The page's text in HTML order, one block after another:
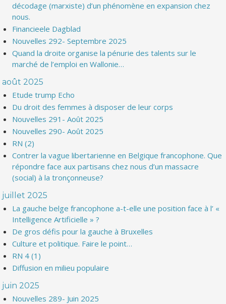
décodage (marxiste) d’un phénomène en expansion chez
nous.
Financieele Dagblad
Nouvelles 292- Septembre 2025
Quand la droite organise la pénurie des talents sur le
marché de l’emploi en Wallonie…
août 2025
Etude trump Echo
Du droit des femmes à disposer de leur corps
Nouvelles 291- Août 2025
Nouvelles 290- Août 2025
RN (2)
Contrer la vague libertarienne en Belgique francophone. Que
répondre face aux partisans chez nous d’un massacre
(social) à la tronçonneuse?
juillet 2025
La gauche belge francophone a-t-elle une position face à l’ «
Intelligence Artificielle » ?
De gros défis pour la gauche à Bruxelles
Culture et politique. Faire le point…
RN 4 (1)
Diffusion en milieu populaire
juin 2025
Nouvelles 289- Juin 2025